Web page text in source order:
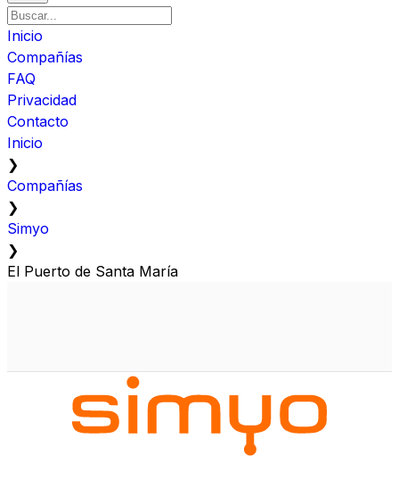
Inicio
Compañías
FAQ
Privacidad
Contacto
Inicio
❯
Compañías
❯
Simyo
❯
El Puerto de Santa María